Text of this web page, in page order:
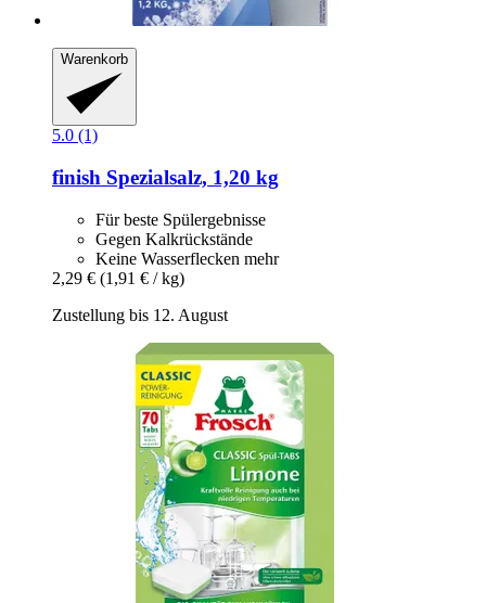
Warenkorb
5.0 (1)
finish Spezialsalz, 1,20 kg
Für beste Spülergebnisse
Gegen Kalkrückstände
Keine Wasserflecken mehr
2,29 € (1,91 € / kg)
Zustellung bis 12. August